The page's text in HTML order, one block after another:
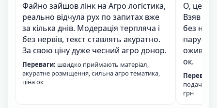
Файно зайшов лінк на Агро логістика,
реально відчула рух по запитах вже
за кілька днів. Модерація терпляча і
без нервів, текст ставлять акуратно.
За свою ціну дуже чесний агро донор.
Переваги: швидко приймають матеріал,
акуратне розміщення, сильна агро тематика,
ціна ок
О, це
Взяв
без
пару
ожив, а
ок.
Переваги:
подача,
грн